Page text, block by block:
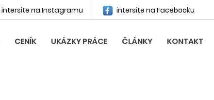
intersite na Facebooku
intersite na Instagramu
CENÍK UKÁZKY PRÁCE ČLÁNKY KONTAKT